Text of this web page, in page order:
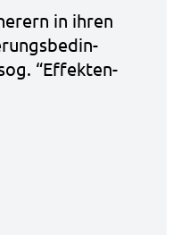
in ihren
“Effek­ten­